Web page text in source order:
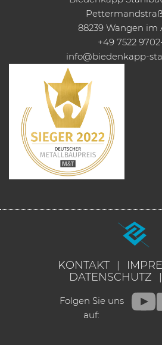
88239 Wangen im
+49 7522
info@biedenkapp-
KONTAKT
DATENSCHUTZ
Folgen Sie uns
auf: